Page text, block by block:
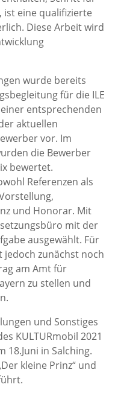
ist eine qualifizierte
Diese Arbeit wird
wurde bereits
für die ILE
entsprechenden
aktuellen
vor. Im
die Bewerber
bewertet.
Referenzen als
und Honorar. Mit
mit der
ausgewählt. Für
jedoch zunächst noch
am Amt für
zu stellen und
und Sonstiges
KULTURmobil 2021
18.Juni in Salching.
kleine Prinz“ und